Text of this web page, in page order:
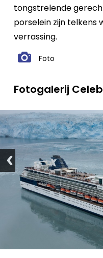
tongstrelende
porselein zijn telkens
verrassing.
Foto
Fotogalerij